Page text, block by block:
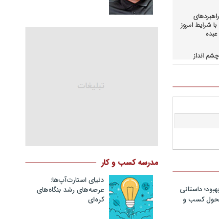
شرایط امروز
انداز
فایل
فرایند
فایل
فایل
داستانی
تحول کسب و
مدرسه کسب و کار
دنیای استارت‌آپ‌ها:
عرصه‌های رشد بنگاه‌های
کره‌ای‌